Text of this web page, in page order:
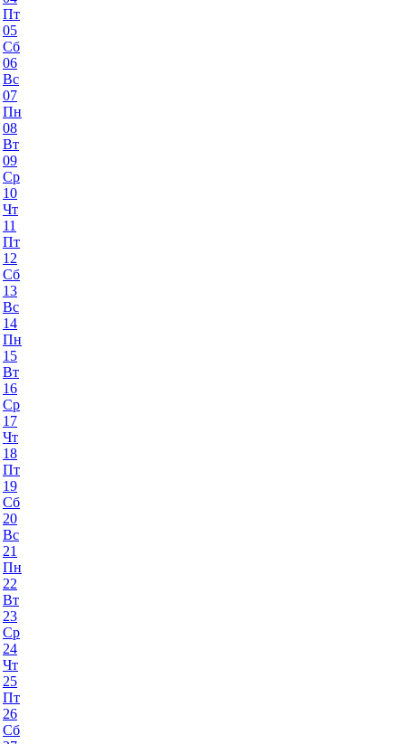
Пт
05
Сб
06
Вс
07
Пн
08
Вт
09
Ср
10
Чт
11
Пт
12
Сб
13
Вс
14
Пн
15
Вт
16
Ср
17
Чт
18
Пт
19
Сб
20
Вс
21
Пн
22
Вт
23
Ср
24
Чт
25
Пт
26
Сб